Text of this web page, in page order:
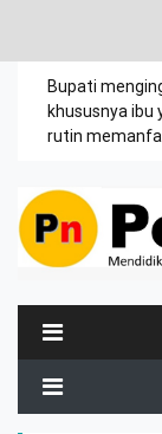
Bupati
khususnya ibu
rutin